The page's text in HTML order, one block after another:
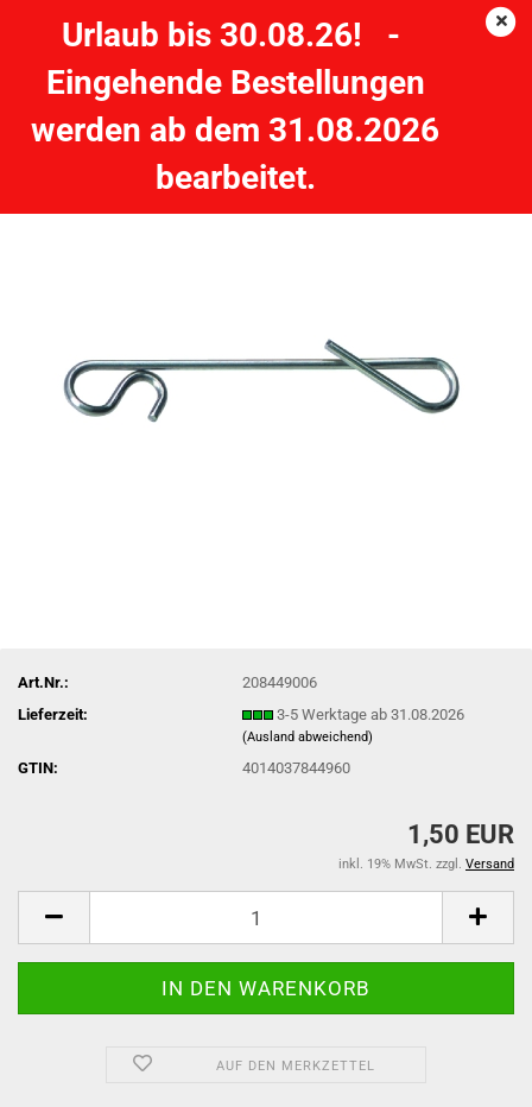
Urlaub bis 30.08.26! -
Eingehende Bestellungen
werden ab dem 31.08.2026
bearbeitet.
JENZI No Knot Knotenlos Bewährte Ausführung, X-stark, 46
kg
Art.Nr.:
208449006
Lieferzeit:
3-5 Werktage ab 31.08.2026
(Ausland abweichend)
GTIN: 4014037844960
1,50 EUR
inkl. 19% MwSt. zzgl. Versand
AUF DEN MERKZETTEL